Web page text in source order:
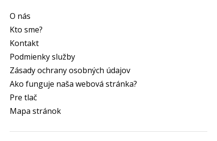
O nás
Kto sme?
Kontakt
Podmienky služby
Zásady ochrany osobných údajov
Ako funguje naša webová stránka?
Pre tlač
Mapa stránok